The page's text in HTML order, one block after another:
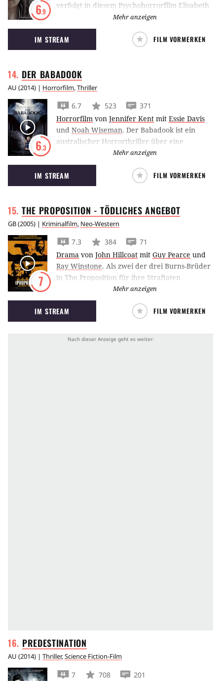
6.9
verfolgt in diesem Psychohorrorfilm Elisabeth
Moss, als sie glaubt, sich endlich von ihrem
gewalttätigen Ehemann losgesagt zu haben.
Mehr anzeigen
IM STREAM FILM VORMERKEN
DER BABADOOK
AU (2014) | Horrorfilm,Thriller
6.3
6.7 523
371
Horrorfilm von Jennifer Kent mit Essie Davis
und Noah Wiseman. Der Babadook ist ein
australischer Horrorthriller über eine
Kinderbuchfigur, die ein traumatisierendes
Eigenleben beginnt.
Mehr anzeigen
IM STREAM FILM VORMERKEN
THE PROPOSITION - TÖDLICHESANGEBOT
GB(2005) | Kriminalfilm, Neo-Western
7
7.3 384
71
Drama von John Hillcoat mit Guy Pearce und
Ray Winstone. Als zwei der drei Burns-Brüder
in The Proposition für ihre Straftaten
verhaftet werden, macht ihnen der
Gesetzeshüter Stanley ein riskantes Angebot:
den dritten Bruder ans Messer zu liefern.
Mehr anzeigen
IM STREAM FILM VORMERKEN
PREDESTINATION
AU (2014) | Thriller,Science Fiction-Film
7 708 201